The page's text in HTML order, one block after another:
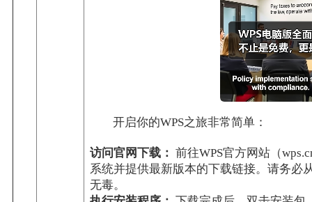
开启你的WPS之旅非常简单：
访问官网下载： 前往WPS官方网站（
系统并提供最新版本的下载链接。请务必
无毒。